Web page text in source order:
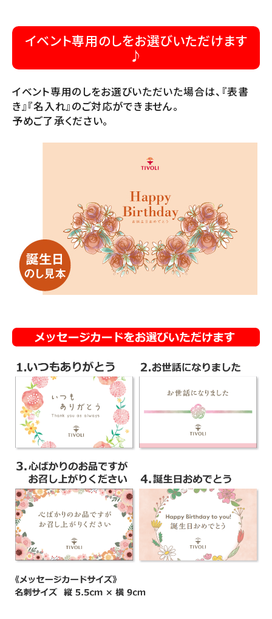
イベント専用のしをお選びいただけます
♪
イベント専用のしをお選びいただいた場合は、『表書
き』『名入れ』のご対応ができません。
予めご了承ください。